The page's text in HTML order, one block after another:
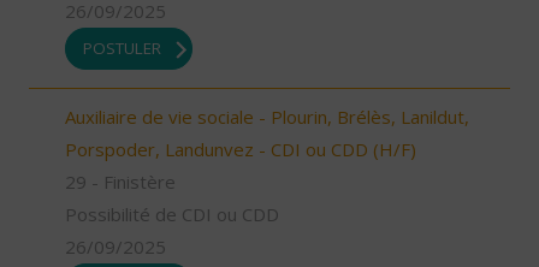
26/09/2025
POSTULER
Auxiliaire de vie sociale - Plourin, Brélès, Lanildut,
Porspoder, Landunvez - CDI ou CDD (H/F)
29 - Finistère
Possibilité de CDI ou CDD
26/09/2025